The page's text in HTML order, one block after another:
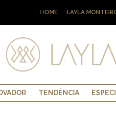
HOME LAYLA
TENDÊNCIA